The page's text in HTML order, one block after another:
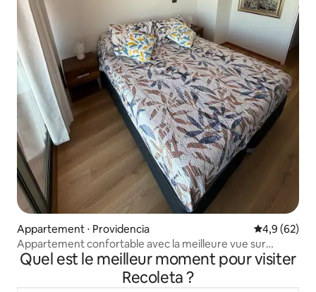
Appartement ⋅ Providencia Évaluation
4,9 (62)
Appartement confortable avec la meilleure vue sur
Santiago
Quel est le meilleur moment pour visiter
Recoleta ?